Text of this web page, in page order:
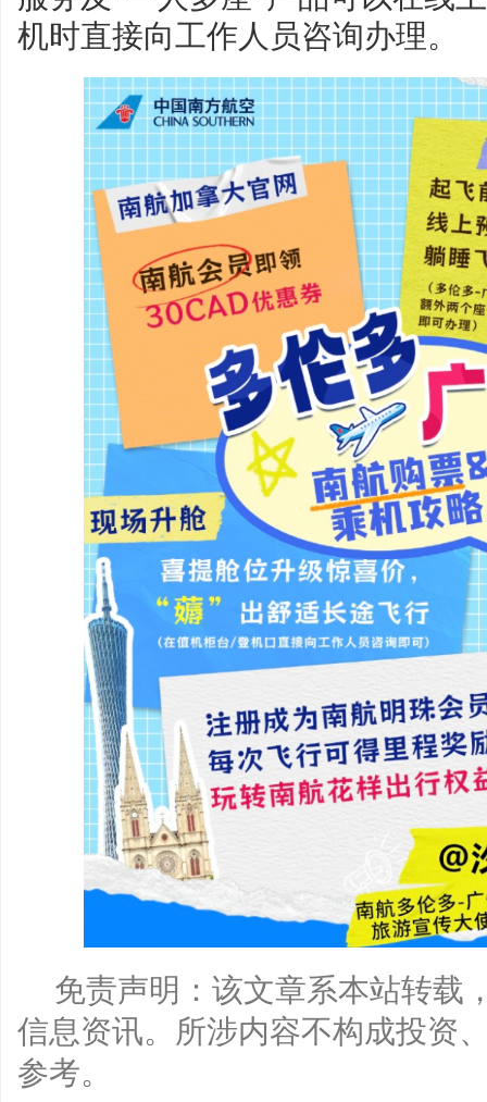
机时直接向工作人员咨询办理。
免责声明：该文章系本站转载
信息资讯。所涉内容不构成投资
参考。